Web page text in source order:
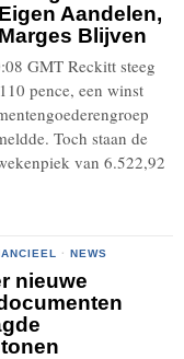
Aandelen,
Blijven
GMT Reckitt steeg
pence, een winst
Toch staan de
van 6.522,92
· NEWS
nieuwe